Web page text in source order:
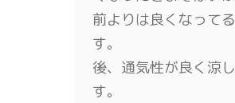
前よりは良くなって
す。
後、通気性が良く涼
す。